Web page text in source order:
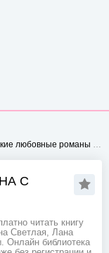
любовные романы
С
читать книгу
Светлая, Лана
Онлайн библиотека